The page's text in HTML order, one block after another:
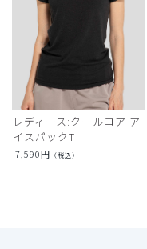
レディース:クールコア ア
イスパックT
7,590円 （税込）